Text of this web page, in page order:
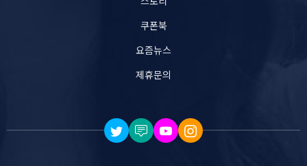
쿠폰북
요즘뉴스
제휴문의